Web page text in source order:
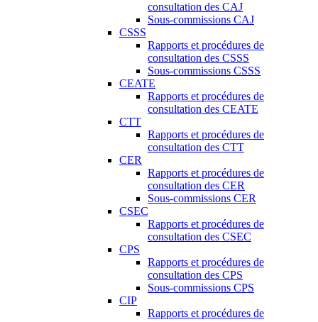
consultation des CAJ
Sous-commissions CAJ
CSSS
Rapports et procédures de
consultation des CSSS
Sous-commissions CSSS
CEATE
Rapports et procédures de
consultation des CEATE
CTT
Rapports et procédures de
consultation des CTT
CER
Rapports et procédures de
consultation des CER
Sous-commissions CER
CSEC
Rapports et procédures de
consultation des CSEC
CPS
Rapports et procédures de
consultation des CPS
Sous-commissions CPS
CIP
Rapports et procédures de